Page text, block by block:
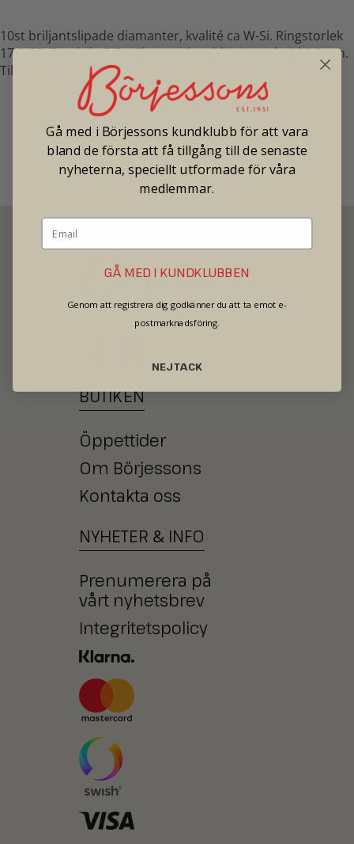
10st briljantslipade diamanter, kvalité ca W-Si. Ringstorlek
17,5/55. Totalvikt 7,7g. Skenans bredd 1,4mm, höjd 2,8mm.
Tillverkad Composition 5 i Göteborg. Second hand.
Pris: 11 500
Tradionellt butikspris: 22 000
SECOND HAND - JEWELRY - WATCHES
BUTIKEN
Öppettider
Om Börjessons
Kontakta oss
NYHETER & INFO
Prenumerera på
vårt nyhetsbrev
Integritetspolicy
Gå med i Börjessons kundklubb för att vara
bland de första att få tillgång till de senaste
nyheterna, speciellt utformade för våra
medlemmar.
GÅ MED I KUNDKLUBBEN
Genom att registrera dig godkänner du att ta emot e-
postmarknadsföring.
NEJ TACK